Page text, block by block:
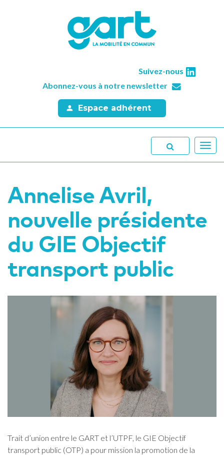
Suivez-nous
Abonnez-vous à notre newsletter
Espace adhérent
Annelise Avril,
nouvelle présidente
du GIE Objectif
transport public
Trait d’union entre le GART et l’UTPF, le GIE Objectif
transport public (OTP) a pour mission la promotion de la